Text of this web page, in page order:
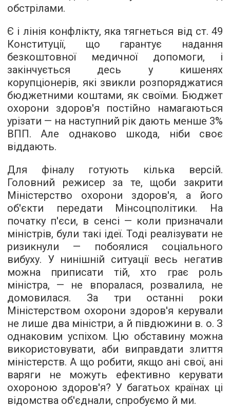
обстрілами.
Є і лінія конфлікту, яка тягнеться від ст. 49
Конституції, що гарантує надання
безкоштовної медичної допомоги, і
закінчується десь у кишенях
корупціонерів, які звикли розпоряджатися
бюджетними коштами, як своїми. Бюджет
охорони здоров'я постійно намагаються
урізати — на наступний рік дають менше 3%
ВПП. Але однаково шкода, ніби своє
віддають.
Для фіналу готують кілька версій.
Головний режисер за те, щоби закрити
Міністерство охорони здоров'я, а його
об'єкти передати Мінсоцполітики. На
початку п'єси, в сенсі — коли призначали
міністрів, були такі ідеї. Тоді реалізувати не
ризикнули — побоялися соціального
вибуху. У нинішній ситуації весь негатив
можна приписати тій, хто грає роль
міністра, — не впоралася, розвалила, не
домовилася. За три останні роки
Міністерством охорони здоров'я керували
не лише два міністри, а й півдюжини в. о. З
однаковим успіхом. Цю обставину можна
використовувати, аби виправдати злиття
міністерств. А що робити, якщо ані свої, ані
варяги не можуть ефективно керувати
охороною здоров'я? У багатьох країнах ці
відомства об'єднали, спробуємо й ми.